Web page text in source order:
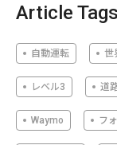
Article Tags
自動運転 世
レベル3 道
Waymo フ